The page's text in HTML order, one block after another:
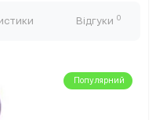
Відгуки 0
Популярний